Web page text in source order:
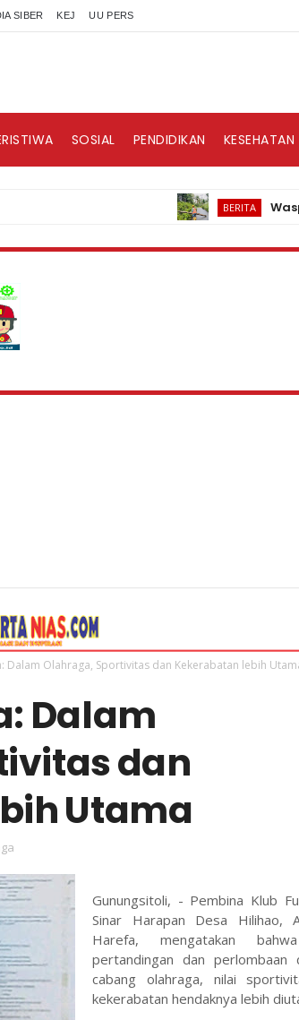
SIBER KEJ UU PERS
SOSIAL PENDIDIKAN KESEHATAN
BERITA Waspadai
Dalam Olahraga, Sportivitas dan Kekerabatan lebih
Dalam
dan
Utama
Gunungsitoli, - Pembina Klub
Sinar Harapan Desa Hilihao,
Harefa, mengatakan
pertandingan dan perlombaan
cabang olahraga, nilai
kekerabatan hendaknya lebih